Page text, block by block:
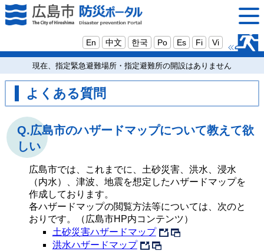
En 中文 한국 Po Es Fi Vi
現在、指定緊急避難場所・指定避難所の開設はありません
よくある質問
Q.広島市のハザードマップについて教えて欲
しい
広島市では、これまでに、土砂災害、洪水、浸水
（内水）、津波、地震を想定したハザードマップを
作成しております。
各ハザードマップの閲覧方法等については、次のと
おりです。（広島市HP内コンテンツ）
土砂災害ハザードマップ
洪水ハザードマップ